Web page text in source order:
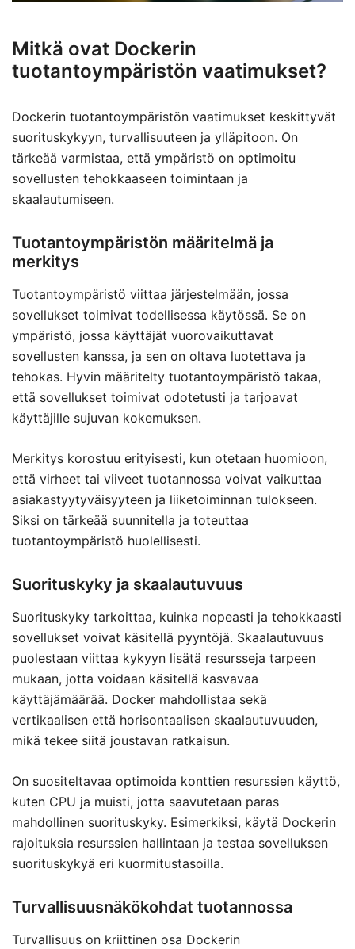
Mitkä ovat Dockerin
tuotantoympäristön vaatimukset?
Dockerin tuotantoympäristön vaatimukset keskittyvät
suorituskykyyn, turvallisuuteen ja ylläpitoon. On
tärkeää varmistaa, että ympäristö on optimoitu
sovellusten tehokkaaseen toimintaan ja
skaalautumiseen.
Tuotantoympäristön määritelmä ja
merkitys
Tuotantoympäristö viittaa järjestelmään, jossa
sovellukset toimivat todellisessa käytössä. Se on
ympäristö, jossa käyttäjät vuorovaikuttavat
sovellusten kanssa, ja sen on oltava luotettava ja
tehokas. Hyvin määritelty tuotantoympäristö takaa,
että sovellukset toimivat odotetusti ja tarjoavat
käyttäjille sujuvan kokemuksen.
Merkitys korostuu erityisesti, kun otetaan huomioon,
että virheet tai viiveet tuotannossa voivat vaikuttaa
asiakastyytyväisyyteen ja liiketoiminnan tulokseen.
Siksi on tärkeää suunnitella ja toteuttaa
tuotantoympäristö huolellisesti.
Suorituskyky ja skaalautuvuus
Suorituskyky tarkoittaa, kuinka nopeasti ja tehokkaasti
sovellukset voivat käsitellä pyyntöjä. Skaalautuvuus
puolestaan viittaa kykyyn lisätä resursseja tarpeen
mukaan, jotta voidaan käsitellä kasvavaa
käyttäjämäärää. Docker mahdollistaa sekä
vertikaalisen että horisontaalisen skaalautuvuuden,
mikä tekee siitä joustavan ratkaisun.
On suositeltavaa optimoida konttien resurssien käyttö,
kuten CPU ja muisti, jotta saavutetaan paras
mahdollinen suorituskyky. Esimerkiksi, käytä Dockerin
rajoituksia resurssien hallintaan ja testaa sovelluksen
suorituskykyä eri kuormitustasoilla.
Turvallisuusnäkökohdat tuotannossa
Turvallisuus on kriittinen osa Dockerin